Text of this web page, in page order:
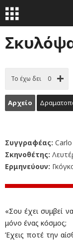
Το έχω δει 0
Αρχείο
Συγγραφέας:
Σκηνοθέτης:
Ερμηνεύουν:
«Σου έχει συμβεί
μόνο ένας κόσμος;
Έχεις ποτέ την